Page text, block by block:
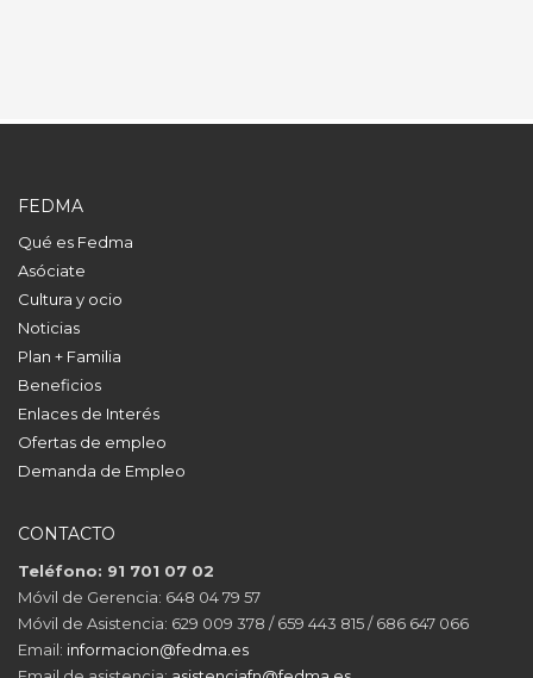
FEDMA
Qué es Fedma
Asóciate
Cultura y ocio
Noticias
Plan + Familia
Beneficios
Enlaces de Interés
Ofertas de empleo
Demanda de Empleo
CONTACTO
Teléfono: 91 701 07 02
Móvil de Gerencia: 648 04 79 57
Móvil de Asistencia: 629 009 378 / 659 443 815 / 686 647 066
Email: informacion@fedma.es